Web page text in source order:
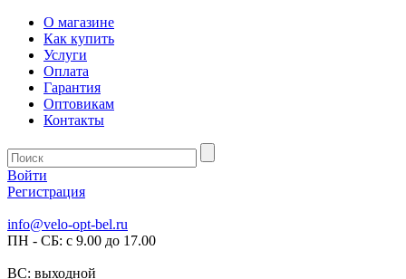
О магазине
Как купить
Услуги
Оплата
Гарантия
Оптовикам
Контакты
Войти
Регистрация
info@velo-opt-bel.ru
ПН - СБ: с 9.00 до 17.00
ВС: выходной